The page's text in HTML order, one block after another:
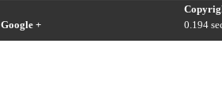
Google +
0.194